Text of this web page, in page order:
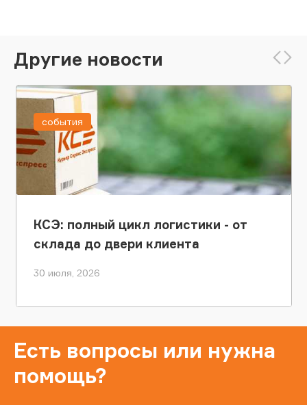
Другие новости
КСЭ: полный цикл логистики - от
склада до двери клиента
30 июля, 2026
события
Есть вопросы или нужна
помощь?